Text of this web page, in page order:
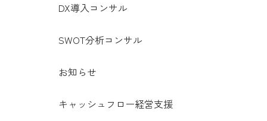
DX導入コンサル
SWOT分析コンサル
お知らせ
キャッシュフロー経営支援